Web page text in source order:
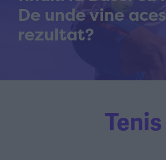
Tenis
De unde vine
rezultat?